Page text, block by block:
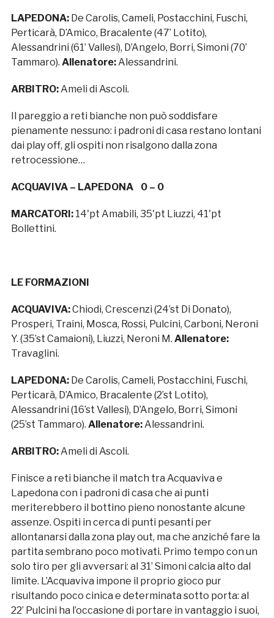
LAPEDONA: De Carolis, Cameli, Postacchini, Fuschi,
Perticarà, D’Amico, Bracalente (47’ Lotito),
Alessandrini (61’ Vallesi), D’Angelo, Borri, Simoni (70’
Tammaro). Allenatore:Alessandrini.
ARBITRO: Ameli di Ascoli.
Il pareggio a reti bianche non può soddisfare
pienamente nessuno: i padroni di casa restano lontani
dai play off, gli ospiti non risalgono dalla zona
retrocessione…
ACQUAVIVA – LAPEDONA 0 – 0
MARCATORI: 14'pt Amabili, 35'pt Liuzzi, 41'pt
Bollettini.
LE FORMAZIONI
ACQUAVIVA:Chiodi, Crescenzi (24’st Di Donato),
Prosperi, Traini, Mosca, Rossi, Pulcini, Carboni, Neroni
Y. (35’st Camaioni), Liuzzi, Neroni M. Allenatore:
Travaglini.
LAPEDONA: De Carolis, Cameli, Postacchini, Fuschi,
Perticarà, D’Amico, Bracalente (2’st Lotito),
Alessandrini (16’st Vallesi), D’Angelo, Borri, Simoni
(25’st Tammaro). Allenatore:Alessandrini.
ARBITRO: Ameli di Ascoli.
Finisce a reti bianche il match tra Acquaviva e
Lapedona con i padroni di casa che ai punti
meriterebbero il bottino pieno nonostante alcune
assenze. Ospiti in cerca di punti pesanti per
allontanarsi dalla zona play out, ma che anziché fare la
partita sembrano poco motivati. Primo tempo con un
solo tiro per gli avversari: al 31’ Simoni calcia alto dal
limite. L’Acquaviva impone il proprio gioco pur
risultando poco cinica e determinata sotto porta: al
22’ Pulcini ha l’occasione di portare in vantaggio i suoi,